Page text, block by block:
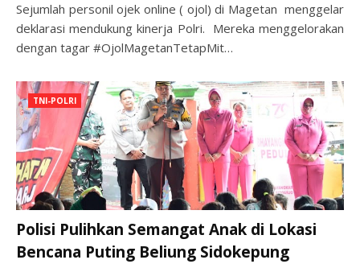
Sejumlah personil ojek online ( ojol) di Magetan menggelar
deklarasi mendukung kinerja Polri. Mereka menggelorakan
dengan tagar #OjolMagetanTetapMit…
TNI-POLRI
Polisi Pulihkan Semangat Anak di Lokasi
Bencana Puting Beliung Sidokepung